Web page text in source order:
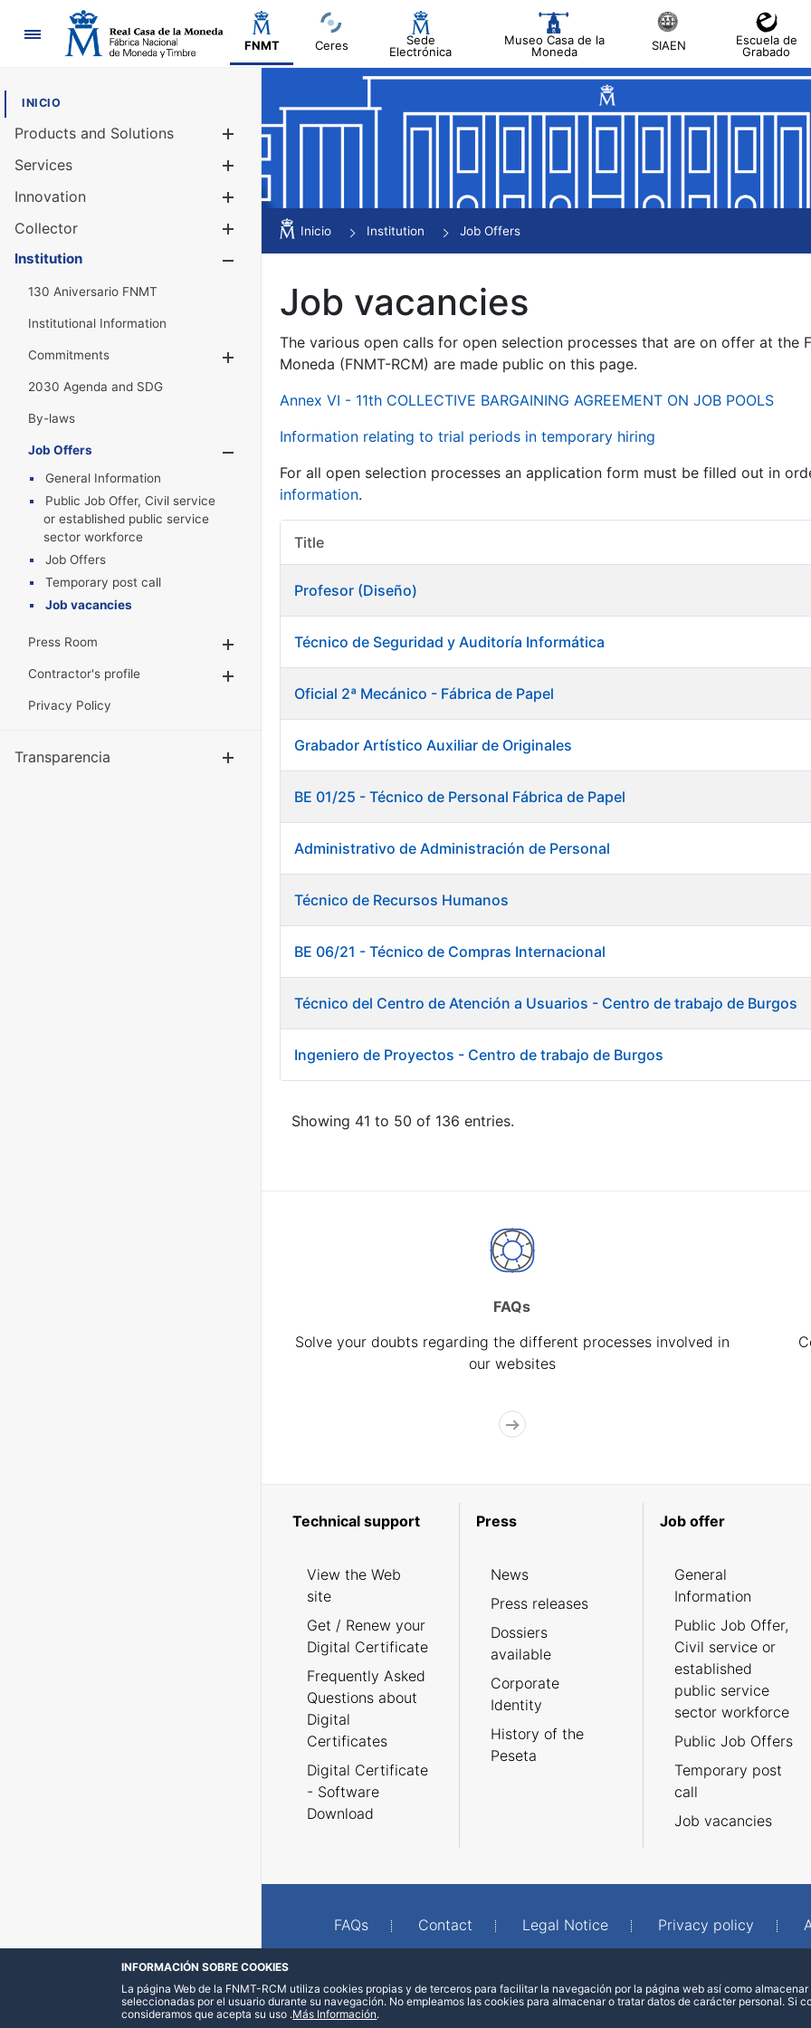
Navigation
FNMT Ceres
Sede
Electrónica
Museo Casa de la
Moneda
SIAEN
Escuela de
Grabado
INICIO
Products and Solutions
Services
Innovation
Collector
Show/Hide
Institution
130 Aniversario FNMT
Institutional Information
Commitments
Show/Hide
2030 Agenda and SDG
By-laws
Job Offers
General Information
Public Job Offer, Civil service
or established public service
sector workforce
Job Offers
Temporary post call
Job vacancies
Press Room
Show/Hide
Contractor's profile
Privacy Policy
Transparencia
Inicio Institution Job Offers
Job vacancies
The various open calls for open selection processes that are on offer at the
Moneda (FNMT-RCM) are made public on this page.
Annex VI - 11th COLLECTIVE BARGAINING AGREEMENT ON JOB POOLS
Information relating to trial periods in temporary hiring
For all open selection processes an application form must be filled out in
information.
Title
Profesor (Diseño)
Técnico de Seguridad y Auditoría Informática
Oficial 2ª Mecánico - Fábrica de Papel
Grabador Artístico Auxiliar de Originales
BE 01/25 - Técnico de Personal Fábrica de Papel
Administrativo de Administración de Personal
Técnico de Recursos Humanos
BE 06/21 - Técnico de Compras Internacional
Técnico del Centro de Atención a Usuarios - Centro de trabajo de Burgos
Ingeniero de Proyectos - Centro de trabajo de Burgos
Showing 41 to 50 of 136 entries.
FAQs
Solve your doubts regarding the different processes involved in
our websites
Technical support
View the Web
site
Get / Renew your
Digital Certificate
Frequently Asked
Questions about
Digital
Certificates
Digital Certificate
- Software
Download
Press
News
Press releases
Dossiers
available
Corporate
Identity
History of the
Peseta
Job offer
General
Information
Public Job Offer,
Civil service or
established
public service
sector workforce
Public Job Offers
Temporary post
call
Job vacancies
FAQs Contact Legal Notice Privacy policy
INFORMACIÓN SOBRE COOKIES
La página Web de la FNMT-RCM utiliza cookies propias y de terceros para facilitar la navegación por la página web así como
seleccionadas por el usuario durante su navegación. No empleamos las cookies para almacenar o tratar datos de carácter personal. Si
consideramos que acepta su uso .Más Información.